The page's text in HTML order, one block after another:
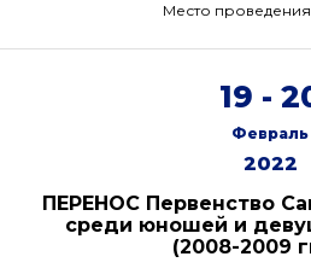
Место
19 -
Февраль
2022
ПЕРЕНОС Первенство
среди юношей и
(2008-2009